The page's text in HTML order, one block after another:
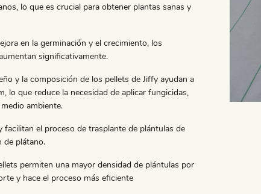
lo que es crucial para obtener plantas sanas y
en la germinación y el crecimiento, los
significativamente.
y la composición de los pellets de Jiffy ayudan a
lo que reduce la necesidad de aplicar fungicidas,
ambiente.
facilitan el proceso de trasplante de plántulas de
de plátano.
permiten una mayor densidad de plántulas por
y hace el proceso más eficiente